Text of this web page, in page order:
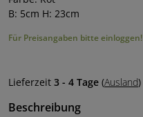
B: 5cm H: 23cm
Für Preisangaben bitte einloggen!
Lieferzeit 3 - 4 Tage (Ausland)
Beschreibung